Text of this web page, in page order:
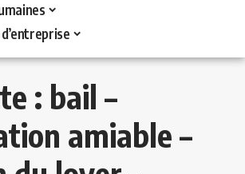
: bail –
amiable –